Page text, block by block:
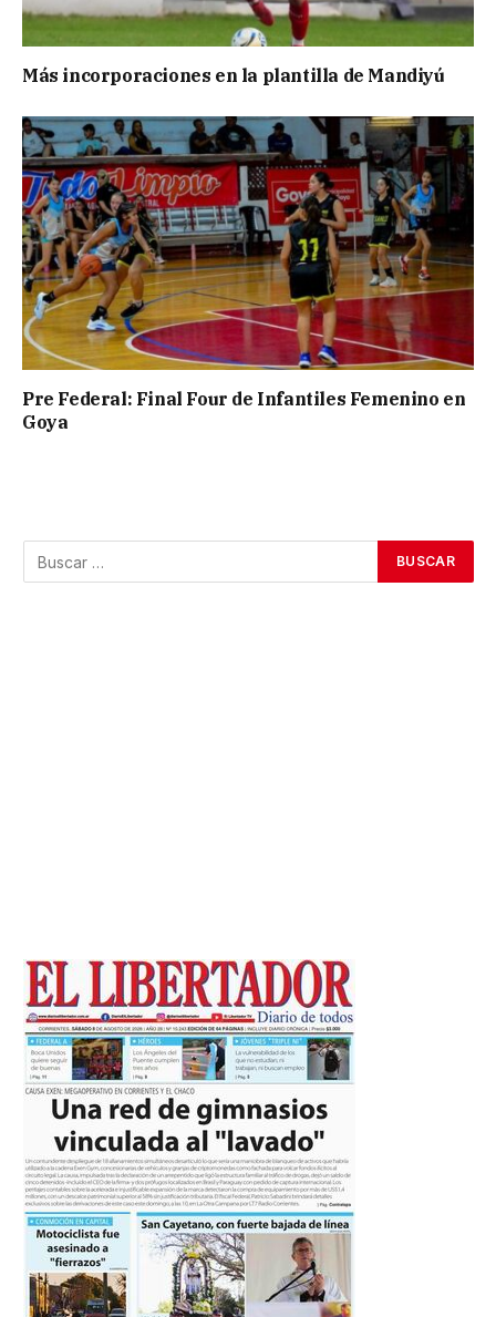
Más incorporaciones en la plantilla de Mandiyú
Pre Federal: Final Four de Infantiles Femenino en
Goya